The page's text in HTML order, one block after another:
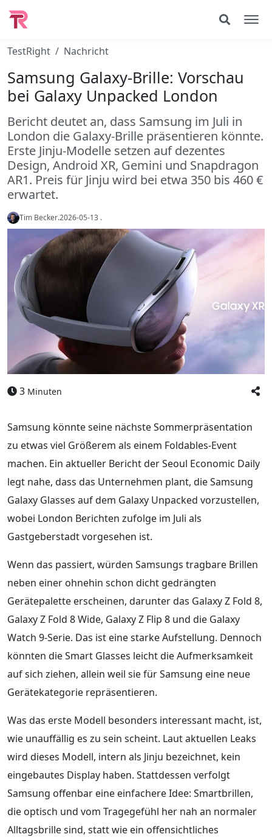
TestRight Nachricht
Samsung Galaxy-Brille: Vorschau
bei Galaxy Unpacked London
Bericht deutet an, dass Samsung im Juli in
London die Galaxy-Brille präsentieren könnte.
Erste Jinju-Modelle setzen auf dezentes
Design, Android XR, Gemini und Snapdragon
AR1. Preis für Jinju wird bei etwa 350 bis 460 €
erwartet.
Tim Becker.2026-05-13 .
3 Minuten
Samsung könnte seine nächste Sommerpräsentation
zu etwas viel Größerem als einem Foldables-Event
machen. Ein aktueller Bericht der Seoul Economic Daily
legt nahe, dass das Unternehmen plant, die Samsung
Galaxy Glasses auf dem Galaxy Unpacked vorzustellen,
wobei London Berichten zufolge im Juli als
Gastgeberstadt vorgesehen ist.
Wenn das passiert, würden Samsungs tragbare Brillen
neben einer ohnehin schon dicht gedrängten
Gerätepalette erscheinen, darunter das Galaxy Z Fold 8,
Galaxy Z Fold 8 Wide, Galaxy Z Flip 8 und die Galaxy
Watch 9-Serie. Das ist eine starke Aufstellung. Dennoch
könnten die Smart Glasses leicht die Aufmerksamkeit
auf sich ziehen, allein weil sie für Samsung eine neue
Gerätekategorie repräsentieren.
Was das erste Modell besonders interessant macht, ist,
wie unauffällig es zu sein scheint. Laut aktuellen Leaks
wird dieses Modell, intern als Jinju bezeichnet, kein
eingebautes Display haben. Stattdessen verfolgt
Samsung offenbar eine einfachere Idee: Smartbrillen,
die optisch und vom Tragegefühl her nah an normaler
Alltagsbrille sind, statt wie ein offensichtliches